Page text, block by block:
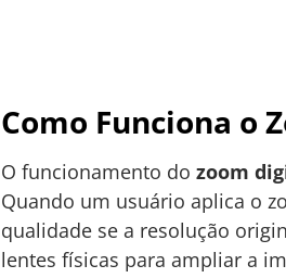
Como Funciona o
O funcionamento do zoom
Quando um usuário aplica o
qualidade se a resolução
lentes físicas para ampliar a